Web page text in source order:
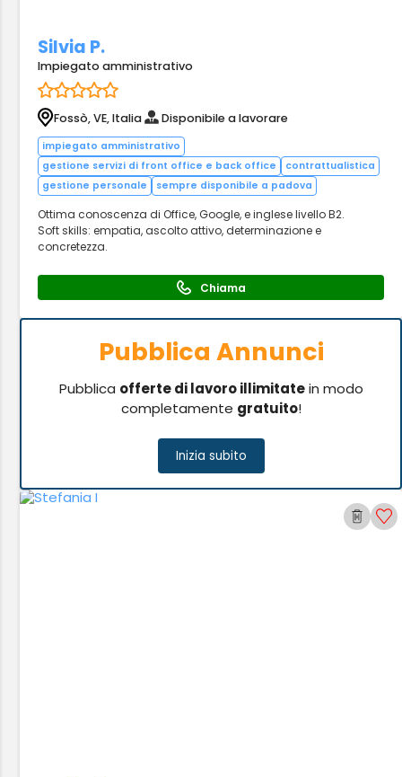
Silvia P.
Impiegato amministrativo
Fossò, VE, Italia Disponibile a lavorare
impiegato amministrativo
gestione servizi di front office e back office
contrattualistica
gestione personale
sempre disponibile a padova
Ottima conoscenza di Office, Google, e inglese livello B2.
Soft skills: empatia, ascolto attivo, determinazione e
concretezza.
Chiama
Pubblica Annunci
Pubblica offerte di lavoro illimitatein modo
completamente gratuito!
Inizia subito